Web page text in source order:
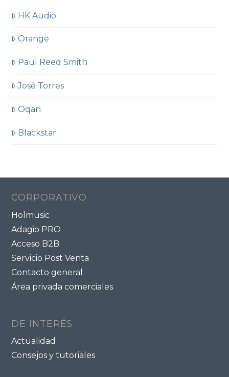
HK Audio
Orange
Paul Reed Smith
José Torres
Oqan
Blackstar
CORPORATIVO
Holmusic
Adagio PRO
Acceso B2B
Servicio Post Venta
Contacto general
Área privada comerciales
DE INTERÉS
Actualidad
Consejos y tutoriales